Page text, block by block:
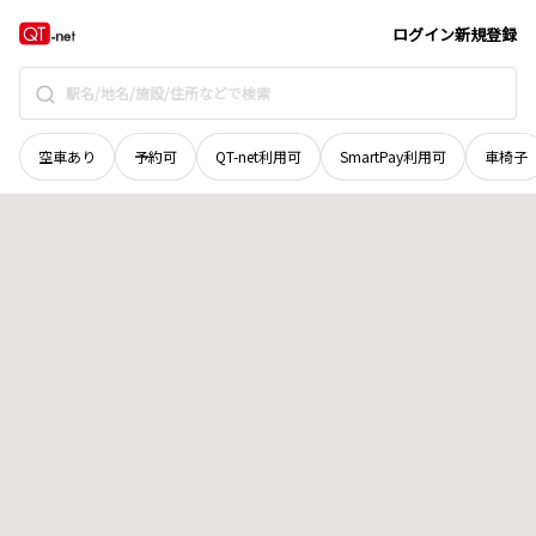
ログイン新規登録
空車あり 予約可 QT-net利用可 SmartPay利用可 車椅子
愛媛県